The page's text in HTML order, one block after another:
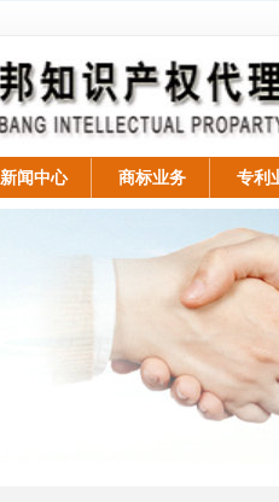
新闻中心 商标业务 专利